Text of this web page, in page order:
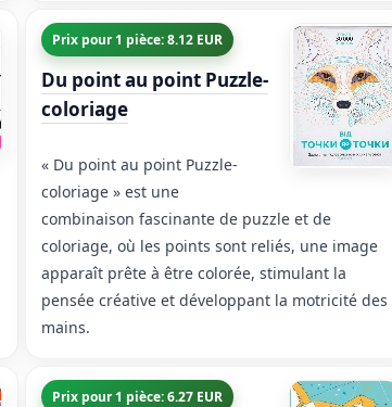
Prix pour 1 pièce: 8.12 EUR
Du point au point Puzzle-
coloriage
« Du point au point Puzzle-
coloriage » est une
combinaison fascinante de puzzle et de
coloriage, où les points sont reliés, une image
apparaît prête à être colorée, stimulant la
pensée créative et développant la motricité des
mains.
Prix pour 1 pièce: 6.27 EUR